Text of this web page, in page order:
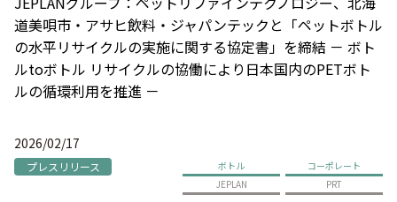
道美唄市・アサヒ飲料・ジャパンテックと「ペットボトル
の水平リサイクルの実施に関する協定書」を締結 － ボト
ルtoボトル リサイクルの協働により日本国内のPETボト
ルの循環利用を推進 －
2026/02/17
プレスリリース ボトル
コーポレート
JEPLAN
PRT